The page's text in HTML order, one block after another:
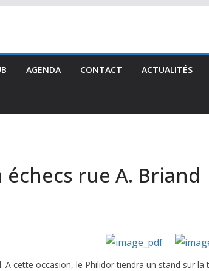
AGENDA CONTACT ACTUALITÉS
rue A. Briand
A cette occasion, le Philidor tiendra un stand sur la